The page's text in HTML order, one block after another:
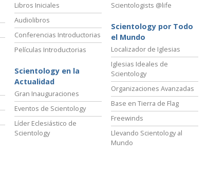
Libros Iniciales
Audiolibros
Conferencias Introductorias
Películas Introductorias
Scientology en la
Actualidad
Gran Inauguraciones
Eventos de Scientology
Líder Eclesiástico de
Scientology
Scientologists @life
Scientology por Todo
el Mundo
Localizador de Iglesias
Iglesias Ideales de
Scientology
Organizaciones Avanzadas
Base en Tierra de Flag
Freewinds
Llevando Scientology al
Mundo